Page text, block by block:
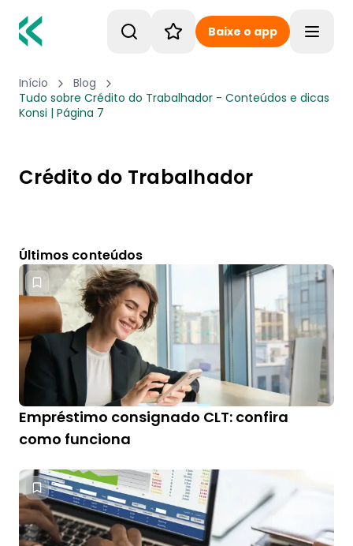
Baixe o app
Início
Blog
Tudo sobre Crédito do Trabalhador - Conteúdos e dicas
Konsi | Página 7
Crédito do Trabalhador
Últimos conteúdos
Empréstimo consignado CLT: confira
como funciona